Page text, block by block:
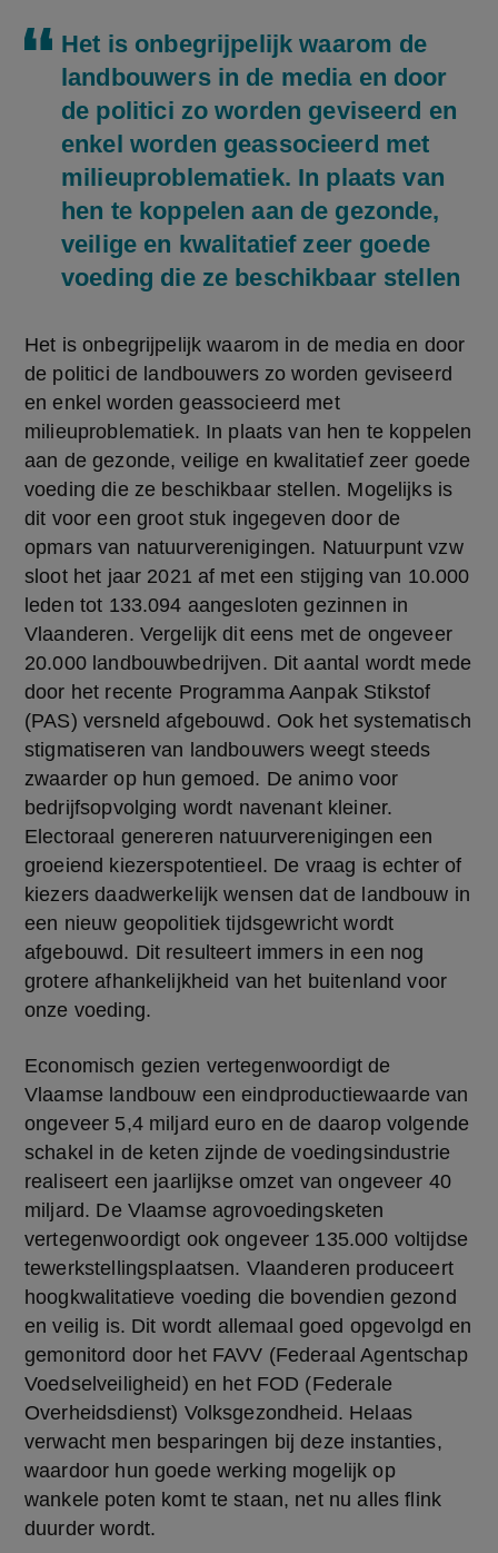
Het is onbegrijpelijk waarom de
landbouwers in de media en door
de politici zo worden geviseerd en
enkel worden geassocieerd met
milieuproblematiek. In plaats van
hen te koppelen aan de gezonde,
veilige en kwalitatief zeer goede
voeding die ze beschikbaar stellen
Het is onbegrijpelijk waarom in de media en door
de politici de landbouwers zo worden geviseerd
en enkel worden geassocieerd met
milieuproblematiek. In plaats van hen te koppelen
aan de gezonde, veilige en kwalitatief zeer goede
voeding die ze beschikbaar stellen. Mogelijks is
dit voor een groot stuk ingegeven door de
opmars van natuurverenigingen. Natuurpunt vzw
sloot het jaar 2021 af met een stijging van 10.000
leden tot 133.094 aangesloten gezinnen in
Vlaanderen. Vergelijk dit eens met de ongeveer
20.000 landbouwbedrijven. Dit aantal wordt mede
door het recente Programma Aanpak Stikstof
(PAS) versneld afgebouwd. Ook het systematisch
stigmatiseren van landbouwers weegt steeds
zwaarder op hun gemoed. De animo voor
bedrijfsopvolging wordt navenant kleiner.
Electoraal genereren natuurverenigingen een
groeiend kiezerspotentieel. De vraag is echter of
kiezers daadwerkelijk wensen dat de landbouw in
een nieuw geopolitiek tijdsgewricht wordt
afgebouwd. Dit resulteert immers in een nog
grotere afhankelijkheid van het buitenland voor
onze voeding.
Economisch gezien vertegenwoordigt de
Vlaamse landbouw een eindproductiewaarde van
ongeveer 5,4 miljard euro en de daarop volgende
schakel in de keten zijnde de voedingsindustrie
realiseert een jaarlijkse omzet van ongeveer 40
miljard. De Vlaamse agrovoedingsketen
vertegenwoordigt ook ongeveer 135.000 voltijdse
tewerkstellingsplaatsen. Vlaanderen produceert
hoogkwalitatieve voeding die bovendien gezond
en veilig is. Dit wordt allemaal goed opgevolgd en
gemonitord door het FAVV (Federaal Agentschap
Voedselveiligheid) en het FOD (Federale
Overheidsdienst) Volksgezondheid. Helaas
verwacht men besparingen bij deze instanties,
waardoor hun goede werking mogelijk op
wankele poten komt te staan, net nu alles flink
duurder wordt.